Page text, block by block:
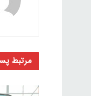
مرتبط